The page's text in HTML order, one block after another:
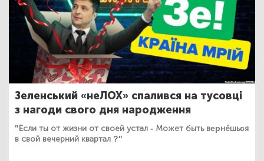
Зеленський «неЛОХ» спалився на тусовці
з нагоди свого дня народження
"Если ты от жизни от своей устал - Может быть вepнёшьcя
в свой вечерний квартал ?"